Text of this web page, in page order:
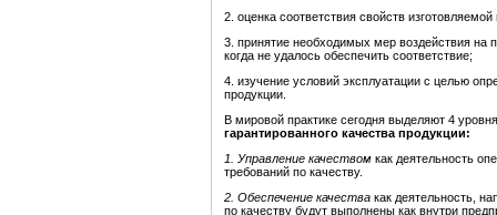
2. оценка соответствия свойств
3. принятие необходимых мер воздействия на
когда не удалось обеспечить соответствие;
4. изучение условий эксплуатации с целью
продукции.
В мировой практике сегодня выделяют 4
гарантированного качества продукции:
1. Управление качеством как деятельность
требований по качеству.
2. Обеспечение качества как деятельность,
по качеству будут выполнены как внутри